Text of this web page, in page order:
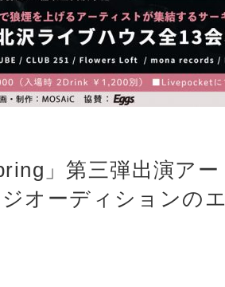
」第三弾出演アー
オーディションのエ